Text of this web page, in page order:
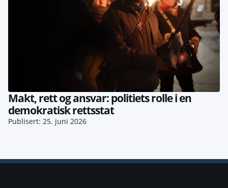
Makt, rett og ansvar: politiets rolle i en
demokratisk rettsstat
Publisert: 25. juni 2026